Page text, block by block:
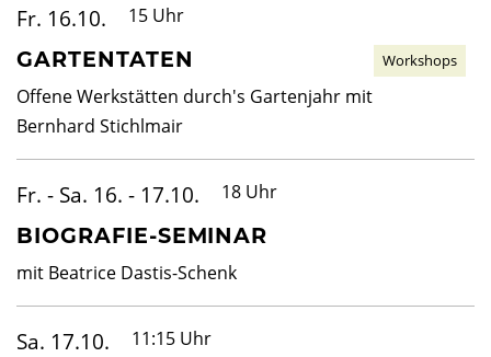
Fr. 16.10. 15 Uhr
GARTENTATEN
Offene Werkstätten durch's Gartenjahr mit
Bernhard Stichlmair
Workshops
Fr. - Sa. 16. - 17.10. 18 Uhr
BIOGRAFIE-SEMINAR
mit Beatrice Dastis-Schenk
Sa. 17.10. 11:15 Uhr